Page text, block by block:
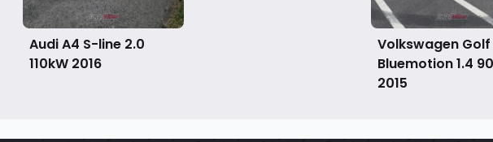
Audi A4 S-line 2.0
110kW 2016
Volkswagen Golf
Bluemotion 1.4
2015